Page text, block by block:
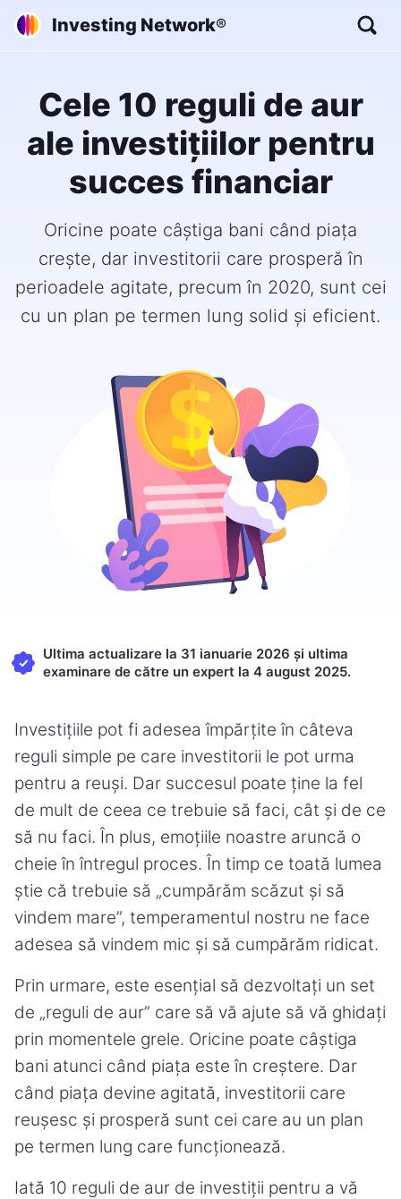
Investing Network®
Cele 10 reguli de aur
ale investițiilor pentru
succes financiar
Oricine poate câștiga bani când piața
crește, dar investitorii care prosperă în
perioadele agitate, precum în 2020, sunt cei
cu un plan pe termen lung solid și eficient.
Ultima actualizare la 31 ianuarie 2026 și ultima
examinare de către un expert la 4 august 2025.
Investițiile pot fi adesea împărțite în câteva
reguli simple pe care investitorii le pot urma
pentru a reuși. Dar succesul poate ține la fel
de mult de ceea ce trebuie să faci, cât și de ce
să nu faci. În plus, emoțiile noastre aruncă o
cheie în întregul proces. În timp ce toată lumea
știe că trebuie să „cumpărăm scăzut și să
vindem mare”, temperamentul nostru ne face
adesea să vindem mic și să cumpărăm ridicat.
Prin urmare, este esențial să dezvoltați un set
de „reguli de aur” care să vă ajute să vă ghidați
prin momentele grele. Oricine poate câștiga
bani atunci când piața este în creștere. Dar
când piața devine agitată, investitorii care
reușesc și prosperă sunt cei care au un plan
pe termen lung care funcționează.
Iată 10 reguli de aur de investiții pentru a vă